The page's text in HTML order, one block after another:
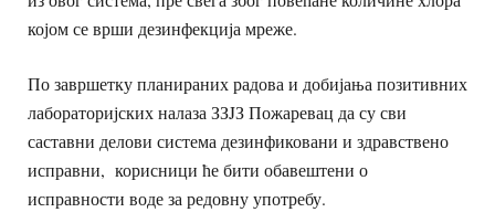
којом се врши дезинфекција мреже.
По завршетку планираних радова и добијања позитивних
лабораторијских налаза ЗЗJЗ Пожаревац да су сви
саставни делови система дезинфиковани и здравствено
исправни, корисници ће бити обавештени о
исправности воде за редовну употребу.